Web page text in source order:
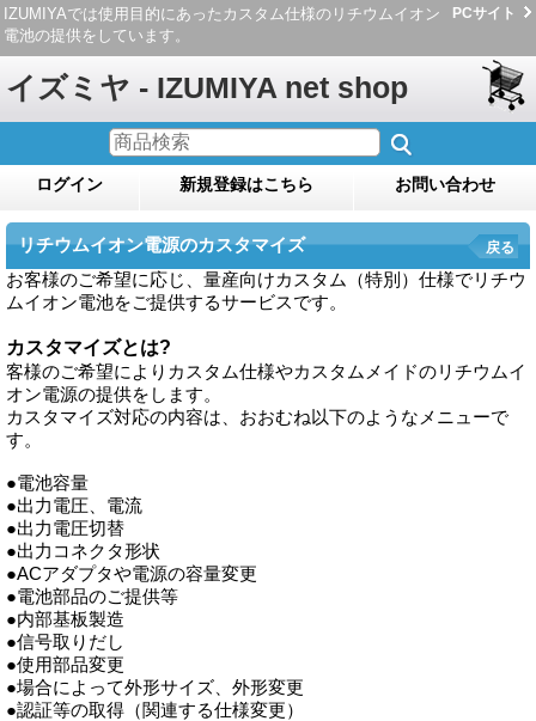
IZUMIYAでは使用目的にあったカスタム仕様のリチウムイオン
電池の提供をしています。
PCサイト
イズミヤ - IZUMIYA net shop
ログイン 新規登録はこちら お問い合わせ
リチウムイオン電源のカスタマイズ 戻る
お客様のご希望に応じ、量産向けカスタム（特別）仕様でリチウ
ムイオン電池をご提供するサービスです。
カスタマイズとは?
客様のご希望によりカスタム仕様やカスタムメイドのリチウムイ
オン電源の提供をします。
カスタマイズ対応の内容は、おおむね以下のようなメニューで
す。
●電池容量
●出力電圧、電流
●出力電圧切替
●出力コネクタ形状
●ACアダプタや電源の容量変更
●電池部品のご提供等
●内部基板製造
●信号取りだし
●使用部品変更
●場合によって外形サイズ、外形変更
●認証等の取得（関連する仕様変更）